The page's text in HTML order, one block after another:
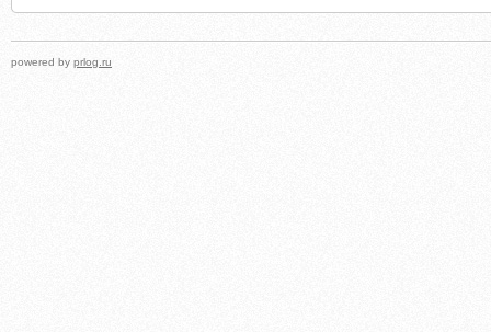
powered by prlog.ru